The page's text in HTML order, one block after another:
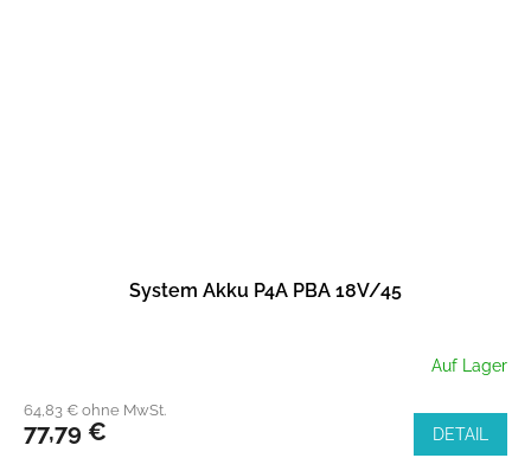
System Akku P4A PBA 18V/45
Auf Lager
64,83 € ohne MwSt.
77,79 € DETAIL